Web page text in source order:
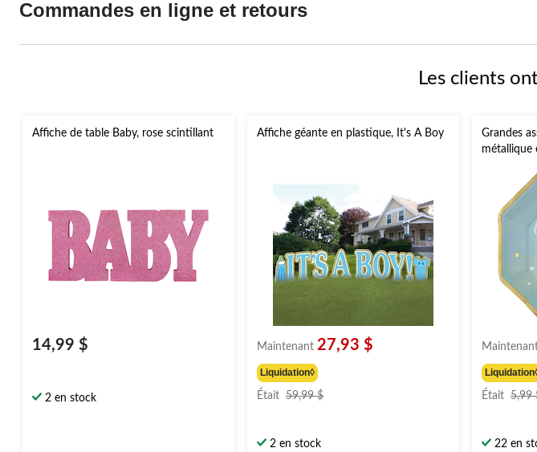
Commandes en ligne et retours
Les clients
Affiche de table Baby, rose scintillant
14,99 $
2 en stock
Affiche géante en plastique, It's A Boy
Maintenant 27,93 $
Liquidation◊
Était 59,99 $
2 en stock
Grandes
métallique
Était 5,99
22 en